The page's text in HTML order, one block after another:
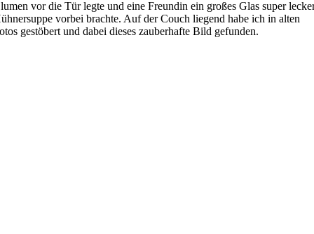
vor die Tür legte und eine Freundin ein großes Glas super
vorbei brachte. Auf der Couch liegend habe ich in alten
gestöbert und dabei dieses zauberhafte Bild gefunden.